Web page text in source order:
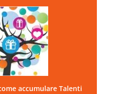
accumulare Talenti